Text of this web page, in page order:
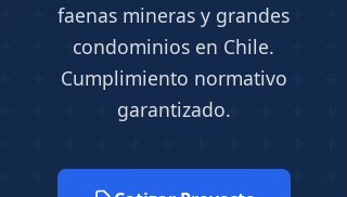
faenas mineras y grandes
condominios en Chile.
Cumplimiento normativo
garantizado.